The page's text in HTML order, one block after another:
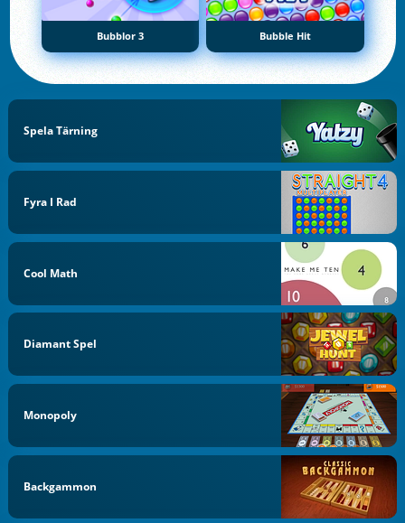
Bubblor 3 Bubble Hit
Spela Tärning
Fyra I Rad
Cool Math
Diamant Spel
Monopoly
Backgammon